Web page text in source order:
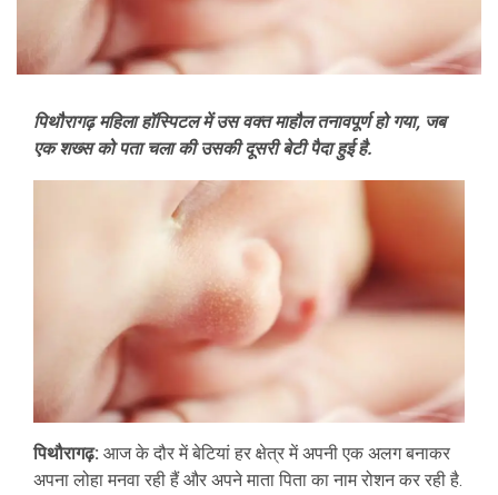
पिथौरागढ़ महिला हॉस्पिटल में उस वक्त माहौल तनावपूर्ण हो गया, जब
एक शख्स को पता चला की उसकी दूसरी बेटी पैदा हुई है.
पिथौरागढ़: आज के दौर में बेटियां हर क्षेत्र में अपनी एक अलग बनाकर
अपना लोहा मनवा रही हैं और अपने माता पिता का नाम रोशन कर रही है.